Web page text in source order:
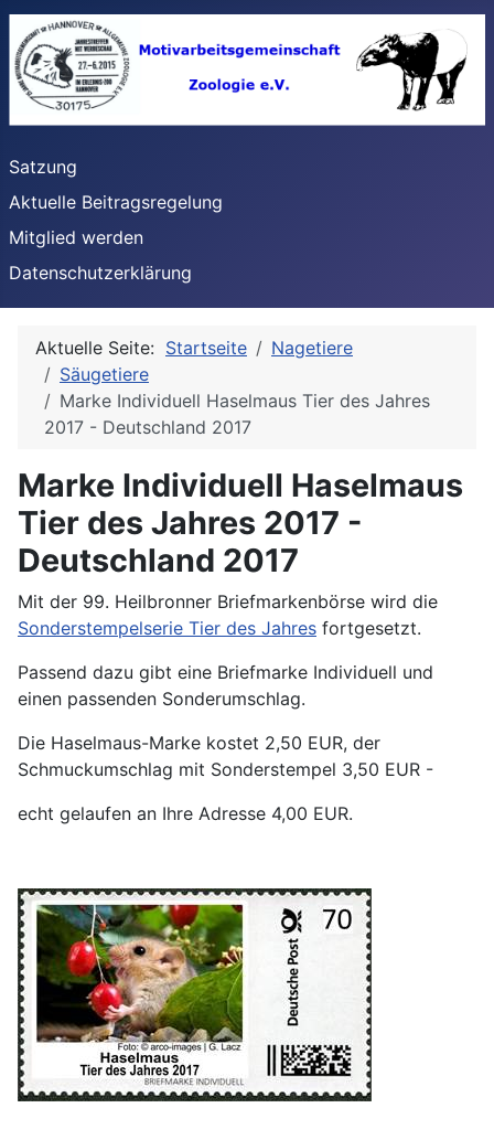
Satzung
Aktuelle Beitragsregelung
Mitglied werden
Datenschutzerklärung
Aktuelle Seite: Startseite
Nagetiere
Säugetiere
Marke Individuell Haselmaus Tier des Jahres
2017 - Deutschland 2017
Marke Individuell Haselmaus
Tier des Jahres 2017 -
Deutschland 2017
Mit der 99. Heilbronner Briefmarkenbörse wird die
Sonderstempelserie Tier des Jahres fortgesetzt.
Passend dazu gibt eine Briefmarke Individuell und
einen passenden Sonderumschlag.
Die Haselmaus-Marke kostet 2,50 EUR, der
Schmuckumschlag mit Sonderstempel 3,50 EUR -
echt gelaufen an Ihre Adresse 4,00 EUR.